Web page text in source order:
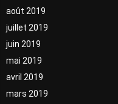
août 2019
juillet 2019
juin 2019
mai 2019
avril 2019
mars 2019